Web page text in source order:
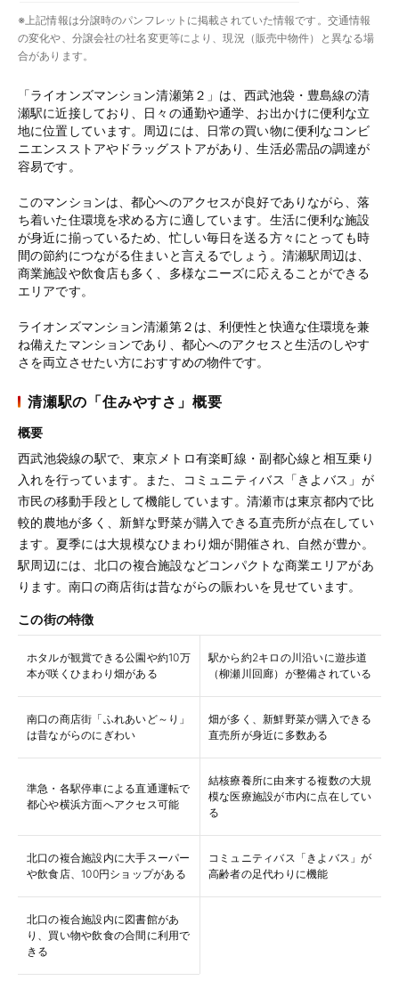
※上記情報は分譲時のパンフレットに掲載されていた情報です。交通情報
の変化や、分譲会社の社名変更等により、現況（販売中物件）と異なる場
合があります。
「ライオンズマンション清瀬第２」は、西武池袋・豊島線の清
瀬駅に近接しており、日々の通勤や通学、お出かけに便利な立
地に位置しています。周辺には、日常の買い物に便利なコンビ
ニエンスストアやドラッグストアがあり、生活必需品の調達が
容易です。
このマンションは、都心へのアクセスが良好でありながら、落
ち着いた住環境を求める方に適しています。生活に便利な施設
が身近に揃っているため、忙しい毎日を送る方々にとっても時
間の節約につながる住まいと言えるでしょう。清瀬駅周辺は、
商業施設や飲食店も多く、多様なニーズに応えることができる
エリアです。
ライオンズマンション清瀬第２は、利便性と快適な住環境を兼
ね備えたマンションであり、都心へのアクセスと生活のしやす
さを両立させたい方におすすめの物件です。
清瀬駅の「住みやすさ」概要
概要
西武池袋線の駅で、東京メトロ有楽町線・副都心線と相互乗り
入れを行っています。また、コミュニティバス「きよバス」が
市民の移動手段として機能しています。清瀬市は東京都内で比
較的農地が多く、新鮮な野菜が購入できる直売所が点在してい
ます。夏季には大規模なひまわり畑が開催され、自然が豊か。
駅周辺には、北口の複合施設などコンパクトな商業エリアがあ
ります。南口の商店街は昔ながらの賑わいを見せています。
この街の特徴
ホタルが観賞できる公園や約10万
本が咲くひまわり畑がある
駅から約2キロの川沿いに遊歩道
（柳瀬川回廊）が整備されている
南口の商店街「ふれあいど～り」
は昔ながらのにぎわい
畑が多く、新鮮野菜が購入できる
直売所が身近に多数ある
準急・各駅停車による直通運転で
都心や横浜方面へアクセス可能
結核療養所に由来する複数の大規
模な医療施設が市内に点在してい
る
北口の複合施設内に大手スーパー
や飲食店、100円ショップがある
コミュニティバス「きよバス」が
高齢者の足代わりに機能
北口の複合施設内に図書館があ
り、買い物や飲食の合間に利用で
きる